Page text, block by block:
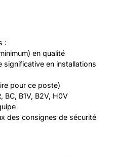
:
en qualité
significative en installations
pour ce poste)
B1V, B2V, H0V